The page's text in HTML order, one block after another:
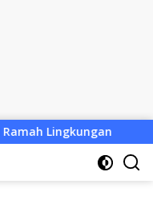
Desa Baru Tak